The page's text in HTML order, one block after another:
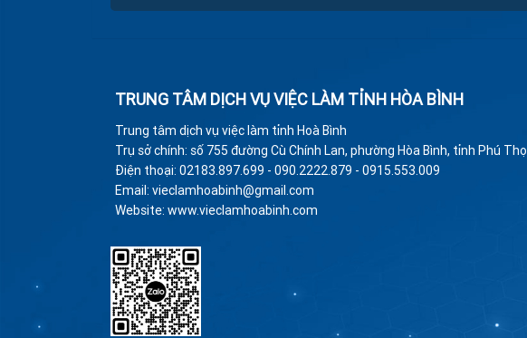
TRUNG TÂM DỊCH VỤ VIỆC LÀM TỈNH HÒA BÌNH
Trung tâm dịch vụ việc làm tỉnh Hoà Bình
Trụ sở chính: số 755 đường Cù Chính Lan, phường Hòa Bình, tỉnh Phú Thọ
Điện thoại: 02183.897.699 - 090.2222.879 - 0915.553.009
Email: vieclamhoabinh@gmail.com
Website: www.vieclamhoabinh.com